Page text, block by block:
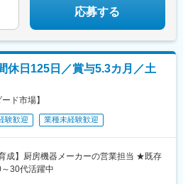
駅、東福山駅、防府駅、小月駅、堀江
島駅、薊野駅、元山駅(香川県)、鮎喰駅、
駅、泉岳寺駅、センター北駅、土呂駅、
中ノ島駅、祇園新橋北駅、蔵本駅
応募する
休日125日／賞与5.3カ月／土
ド市場】
験歓迎 業種未経験歓迎
成】厨房機器メーカーの営業担当 ★既存
30代活躍中